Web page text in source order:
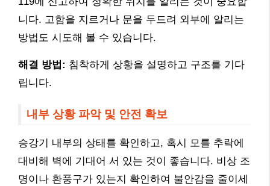
니다. 고함을 지르거나 문을 두드려 외부에 알리는
방법도 시도해 볼 수 있습니다.
해결 방법: 침착하게 상황을 설명하고 구조를 기다
립니다.
내부 상황 파악 및 안전 확보
승강기 내부의 상태를 확인하고, 혹시 모를 추락에
대비해 벽에 기대어 서 있는 것이 좋습니다. 비상 조
명이나 환풍구가 있는지 확인하여 불안감을 줄이세